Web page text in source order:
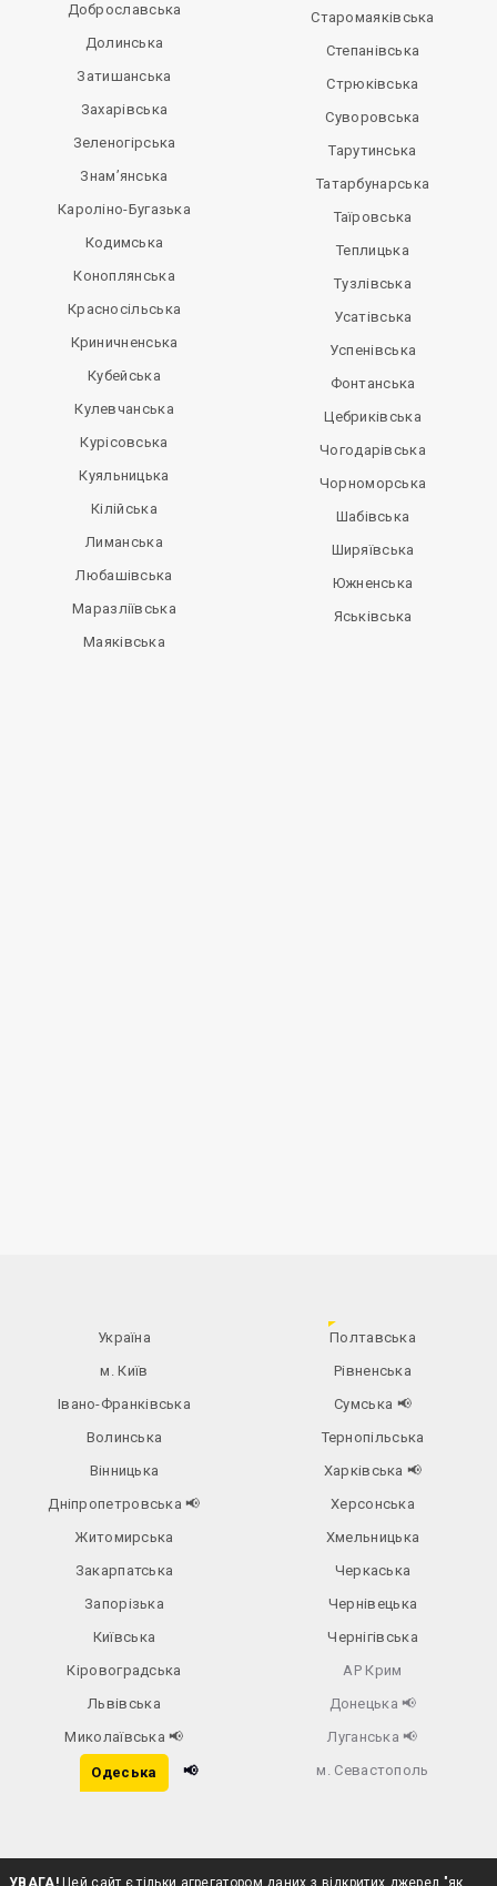
Доброславська
Долинська
Затишанська
Захарівська
Зеленогірська
Знам’янська
Кароліно-Бугазька
Кодимська
Коноплянська
Красносільська
Криничненська
Кубейська
Кулевчанська
Курісовська
Куяльницька
Кілійська
Лиманська
Любашівська
Маразліївська
Маяківська
Старомаяківська
Степанівська
Стрюківська
Суворовська
Тарутинська
Татарбунарська
Таїровська
Теплицька
Тузлівська
Усатівська
Успенівська
Фонтанська
Цебриківська
Чогодарівська
Чорноморська
Шабівська
Ширяївська
Южненська
Яськівська
Україна
м. Київ
Івано-Франківська
Волинська
Вінницька
Дніпропетровська📢
Житомирська
Закарпатська
Запорізька
Київська
Кіровоградська
Львівська
Миколаївська📢
Одеська 📢
Полтавська
Рівненська
Сумська 📢
Тернопільська
Харківська 📢
Херсонська
Хмельницька
Черкаська
Чернівецька
Чернігівська
АР Крим
Донецька 📢
Луганська 📢
м. Севастополь
УВАГА!Цей сайт є тільки агрегатором даних з відкритих джерел "як